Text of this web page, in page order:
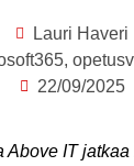
Lauri Haveri
,
22/09/2025
Above IT